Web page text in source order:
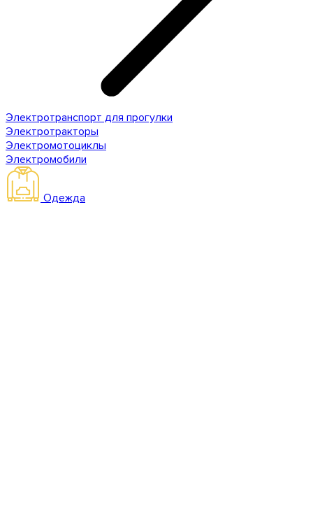
Электротранспорт для прогулки
Электротракторы
Электромотоциклы
Электромобили
Одежда